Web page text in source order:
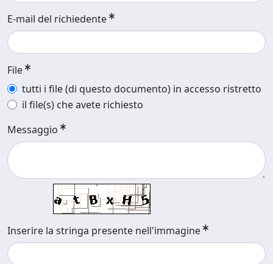
E-mail del richiedente
File
tutti i file (di questo documento) in accesso ristretto
il file(s) che avete richiesto
Messaggio
Inserire la stringa presente nell'immagine